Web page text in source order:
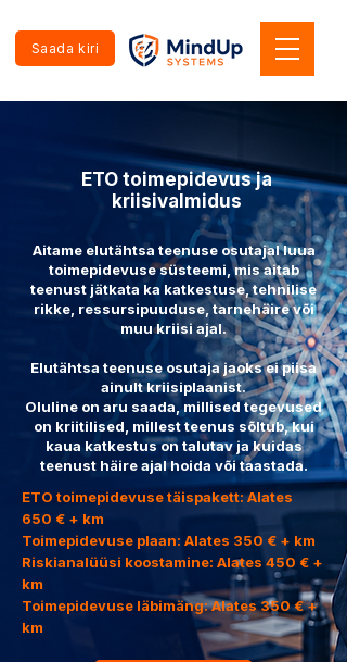
Saada kiri
ETO toimepidevus ja
kriisivalmidus
Aitame elutähtsa teenuse osutajal luua
toimepidevuse süsteemi, mis aitab
teenust jätkata ka katkestuse, tehnilise
rikke, ressursipuuduse, tarnehäire või
muu kriisi ajal.
Elutähtsa teenuse osutaja jaoks ei piisa
ainult kriisiplaanist.
Oluline on aru saada, millised tegevused
on kriitilised, millest teenus sõltub, kui
kaua katkestus on talutav ja kuidas
teenust häire ajal hoida või taastada.
ETO toimepidevuse täispakett: Alates
650 € + km
Toimepidevuse plaan: Alates 350 € + km
Riskianalüüsi koostamine: Alates 450 € +
km
Toimepidevuse läbimäng: Alates 350 € +
km